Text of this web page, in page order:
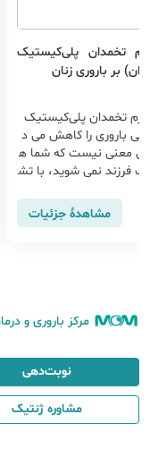
طبیعی واژن مادر و
واژن به نوزادان سزار
ایمنی در بدن‌شان ایجاد ن
احتمال ابتلا به عفونت‌ها
را در آنان زیاد می‌کند.
مشاهدهٔ جزئیات
مرکز باروری و
نوبت‌دهی
مشاوره ژنتیک